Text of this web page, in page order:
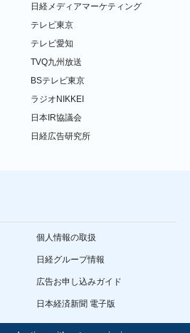
日経メディアマーケティング
テレビ東京
テレビ愛知
TVQ九州放送
BSテレビ東京
ラジオNIKKEI
日本IR協議会
日経広告研究所
個人情報の取扱
日経グループ情報
広告お申し込みガイド
日本経済新聞 電子版